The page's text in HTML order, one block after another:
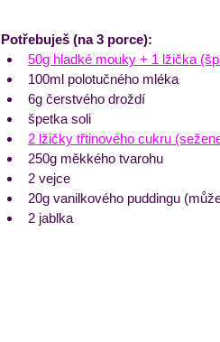
Potřebuješ (na 3 porce):
50g hladké mouky + 1 lžička
100ml polotučného mléka
6g čerstvého droždí
špetka soli
2 lžičky třtinového cukru
250g měkkého tvarohu
2 vejce
20g vanilkového puddingu
2 jablka